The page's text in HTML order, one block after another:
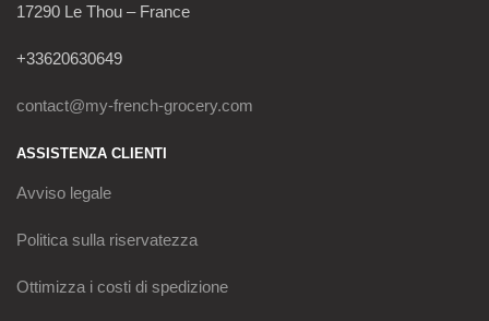
17290 Le Thou – France
+33620630649
contact@my-french-grocery.com
ASSISTENZA CLIENTI
Avviso legale
Politica sulla riservatezza
Ottimizza i costi di spedizione